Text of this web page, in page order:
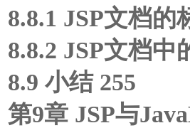
8.8.1 JSP文档的
8.8.2 JSP文档中
8.9 小结 255
第9章 JSP与